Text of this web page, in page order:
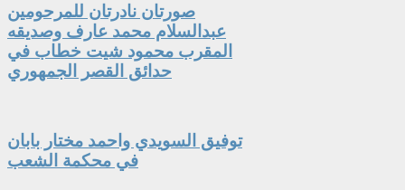
صورتان نادرتان للمرحومين
عبدالسلام محمد عارف وصديقه
المقرب محمود شيت خطاب في
حدائق القصر الجمهوري
توفيق السويدي واحمد مختار بابان
في محكمة الشعب